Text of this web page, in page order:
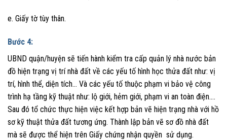
e. Giấy tờ tùy thân.
Bước 4:
UBND quận/huyện sẽ tiến hành kiểm tra cấp quản lý nhà nước bản
đồ hiện trạng vị trí nhà đất về các yếu tố hình học thửa đất như: vị
trí, hình thể, diện tích… Và các yếu tố thuộc phạm vi bảo vệ công
trình hạ tầng kỹ thuật như: lộ giới, hẻm giới, phạm vi an toàn điện….
Sau đó tổ chức thực hiện việc kết hợp bản vẽ hiện trạng nhà với hồ
sơ kỹ thuật thửa đất tương ứng. Thành lập bản vẽ sơ đồ nhà đất
mà sẽ được thể hiện trên Giấy chứng nhận quyền sử dụng.